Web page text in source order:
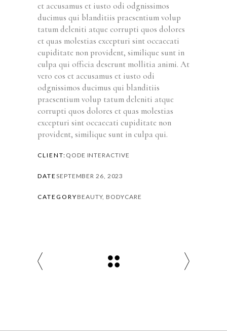
CLIENT: QODE INTERACTIVE
DATE SEPTEMBER 26, 2023
CATEGORY BEAUTY, BODYCARE
et accusamus et iusto odi odgnissimos
ducimus qui blanditiis praesentium volup
tatum deleniti atque corrupti quos dolores
et quas molestias excepturi sint occaecati
cupiditate non provident, similique sunt in
culpa qui officia deserunt mollitia animi. At
vero eos et accusamus et iusto odi
odgnissimos ducimus qui blanditiis
praesentium volup tatum deleniti atque
corrupti quos dolores et quas molestias
excepturi sint occaecati cupiditate non
provident, similique sunt in culpa qui.